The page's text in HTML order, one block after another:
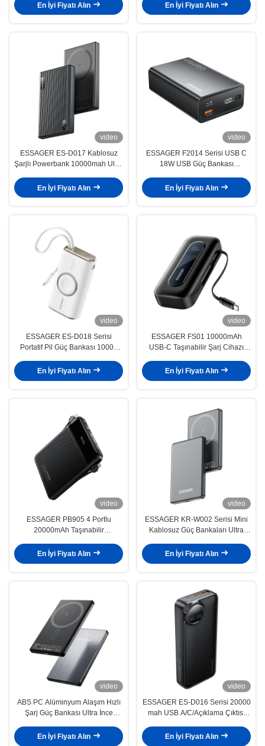
En İyi Fiyatı Alın
En İyi Fiyatı Alın
video
ESSAGER ES-D017 Kablosuz
Şarjlı Powerbank 10000mah Ultra
En İyi Fiyatı Alın
video
ESSAGER F2014 Serisi USB C
18W USB Güç Bankası
En İyi Fiyatı Alın
video
ESSAGER ES-D018 Serisi
Portatif Pil Güç Bankası 10000
En İyi Fiyatı Alın
video
ESSAGER FS01 10000mAh
USB-C Taşınabilir Şarj Cihazı
USB-C Girişi
En İyi Fiyatı Alın
video
ESSAGER PB905 4 Portlu
20000mAh Taşınabilir
C Giriş Arayüzü
En İyi Fiyatı Alın
video
ESSAGER KR-W002 Serisi Mini
Kablosuz Güç Bankaları Ultra
En İyi Fiyatı Alın
video
ABS PC Alüminyum Alaşım Hızlı
Şarj Güç Bankası Ultra İnce
En İyi Fiyatı Alın
video
ESSAGER ES-D016 Serisi 20000
mah USB A/C/Açıklama Çıktısı
En İyi Fiyatı Alın